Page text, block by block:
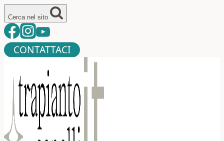
al
contenuto
Cerca nel sito
CONTATTACI